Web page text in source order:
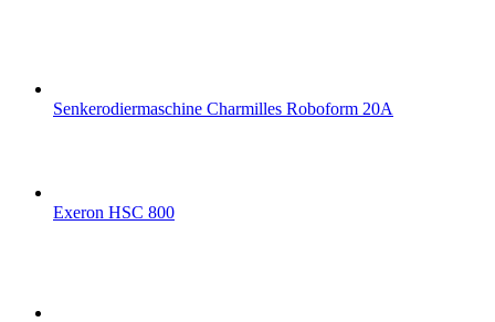
Senkerodiermaschine Charmilles Roboform 20A
Exeron HSC 800